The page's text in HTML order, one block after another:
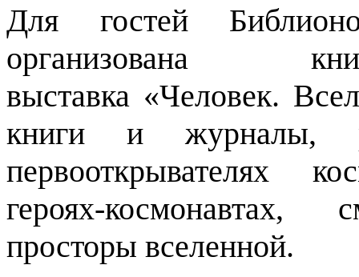
Для гостей
организована
выставка «Человек.
книги и журналы,
первооткрывателях
героях-
просторы вселенной.